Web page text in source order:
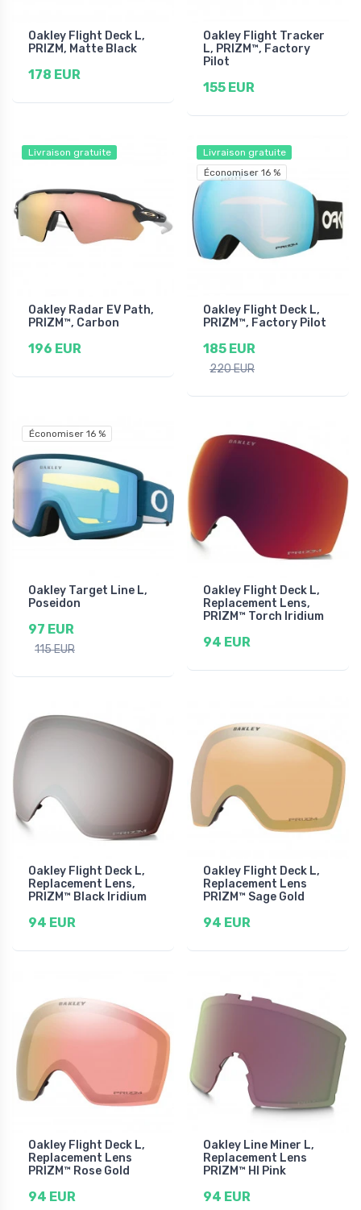
Oakley Flight Deck L,
PRIZM, Matte Black
178 EUR
Oakley Flight Tracker
L, PRIZM™, Factory
Pilot
155 EUR
Livraison gratuite
Oakley Radar EV Path,
PRIZM™, Carbon
196 EUR
Livraison gratuite
Économiser 16 %
Oakley Flight Deck L,
PRIZM™, Factory Pilot
185 EUR
220 EUR
Économiser 16 %
Oakley Target Line L,
Poseidon
97 EUR
115 EUR
Oakley Flight Deck L,
Replacement Lens,
PRIZM™ Torch Iridium
94 EUR
Oakley Flight Deck L,
Replacement Lens,
PRIZM™ Black Iridium
94 EUR
Oakley Flight Deck L,
Replacement Lens
PRIZM™ Sage Gold
94 EUR
Oakley Flight Deck L,
Replacement Lens
PRIZM™ Rose Gold
94 EUR
Oakley Line Miner L,
Replacement Lens
PRIZM™ HI Pink
94 EUR